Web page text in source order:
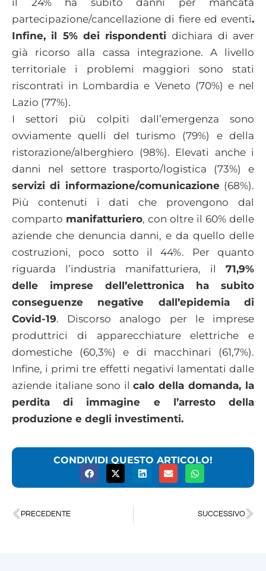
partecipazione/cancellazione di fiere ed eventi.
Infine, il 5% dei rispondentidichiara di aver
già ricorso alla cassa integrazione. A livello
territoriale i problemi maggiori sono stati
riscontrati in Lombardia e Veneto (70%) e nel
Lazio (77%).
I settori più colpiti dall’emergenza sono
ovviamente quelli del turismo (79%) e della
ristorazione/alberghiero (98%). Elevati anche i
danni nel settore trasporto/logistica (73%) e
servizi di informazione/comunicazione(68%).
Più contenuti i dati che provengono dal
comparto manifatturiero, con oltre il 60% delle
aziende che denuncia danni, e da quello delle
costruzioni, poco sotto il 44%. Per quanto
riguarda l’industria manifatturiera, il 71,9%
delle imprese dell’elettronica ha subito
conseguenze negative dall’epidemia di
Covid-19. Discorso analogo per le imprese
produttrici di apparecchiature elettriche e
domestiche (60,3%) e di macchinari (61,7%).
Infine, i primi tre effetti negativi lamentati dalle
aziende italiane sono ilcalo della domanda, la
perdita di immagine e l’arresto della
produzione e degli investimenti.
CONDIVIDI QUESTO ARTICOLO!
PRECEDENTE SUCCESSIVO